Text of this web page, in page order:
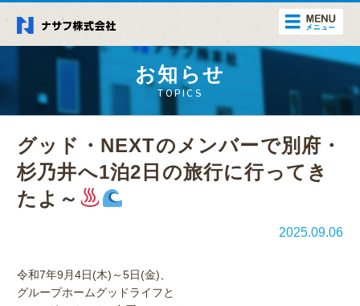
お知らせ
TOPICS
グッド・NEXTのメンバーで別府・
杉乃井へ1泊2日の旅行に行ってき
たよ～
2025.09.06
令和7年9月4日(木)～5日(金)、
グループホームグッドライフと